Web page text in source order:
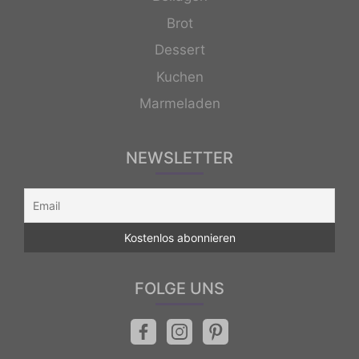
Brot
Dessert
Kuchen
Marmeladen
NEWSLETTER
FOLGE UNS